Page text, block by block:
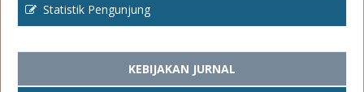
Statistik Pengunjung
KEBIJAKAN JURNAL